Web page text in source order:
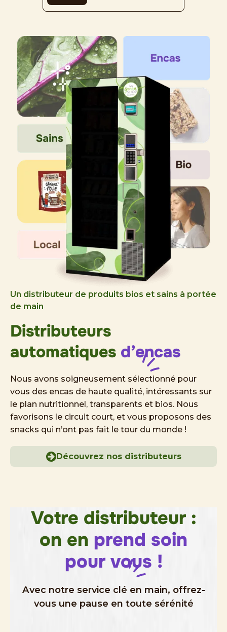
Un distributeur de produits bios et sains à portée
de main
Distributeurs
automatiques d’encas
Nous avons soigneusement sélectionné pour
vous des encas de haute qualité, intéressants sur
le plan nutritionnel, transparents et bios. Nous
favorisons le circuit court, et vous proposons des
snacks qui n’ont pas fait le tour du monde !
Découvrez nos distributeurs
Votre distributeur :
on en prend soin
pour vous !
Avec notre service clé en main, offrez-
vous une pause en toute sérénité